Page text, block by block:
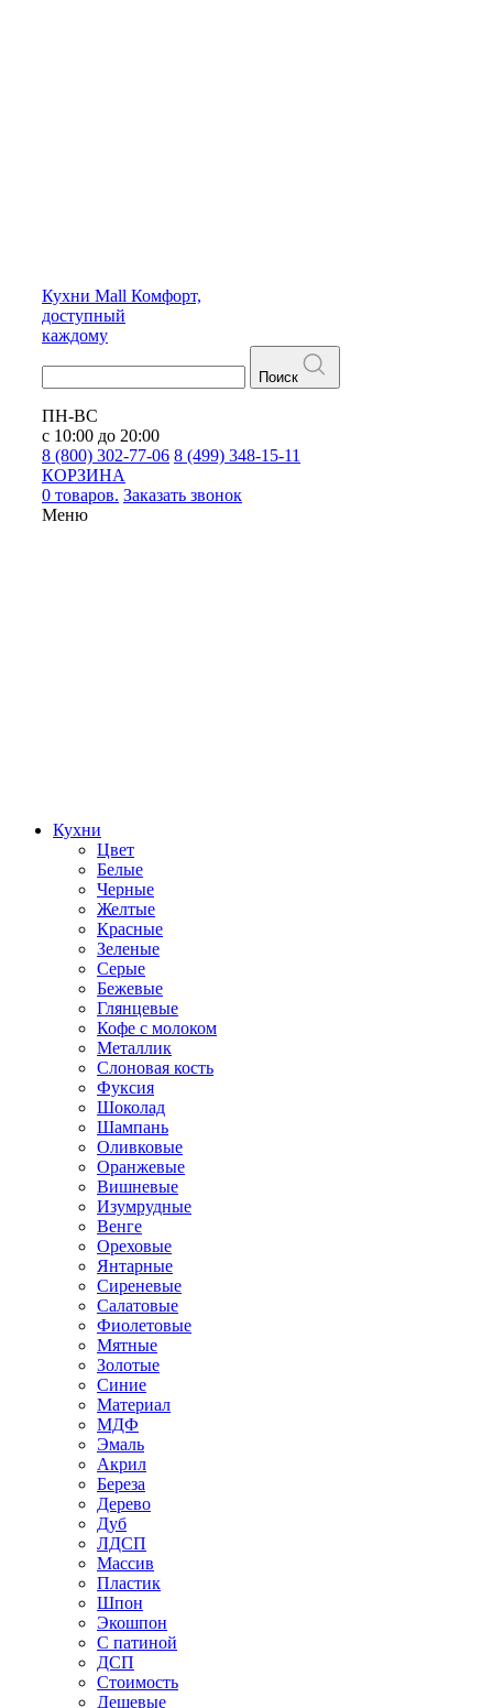
Кухни Mall Комфорт,
доступный
каждому
Поиск
ПН-ВС
с 10:00 до 20:00
8 (800) 302-77-06 8 (499) 348-15-11
КОРЗИНА
0 товаров. Заказать звонок
Меню
Кухни
Цвет
Белые
Черные
Желтые
Красные
Зеленые
Серые
Бежевые
Глянцевые
Кофе с молоком
Металлик
Слоновая кость
Фуксия
Шоколад
Шампань
Оливковые
Оранжевые
Вишневые
Изумрудные
Венге
Ореховые
Янтарные
Сиреневые
Салатовые
Фиолетовые
Мятные
Золотые
Синие
Материал
МДФ
Эмаль
Акрил
Береза
Дерево
Дуб
ЛДСП
Массив
Пластик
Шпон
Экошпон
С патиной
ДСП
Стоимость
Дешевые